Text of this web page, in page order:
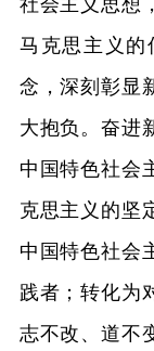
社会主义思想
马克思主义的
念，深刻彰显
大抱负。奋进
中国特色社会
克思主义的坚
中国特色社会
践者；转化为
志不改、道不